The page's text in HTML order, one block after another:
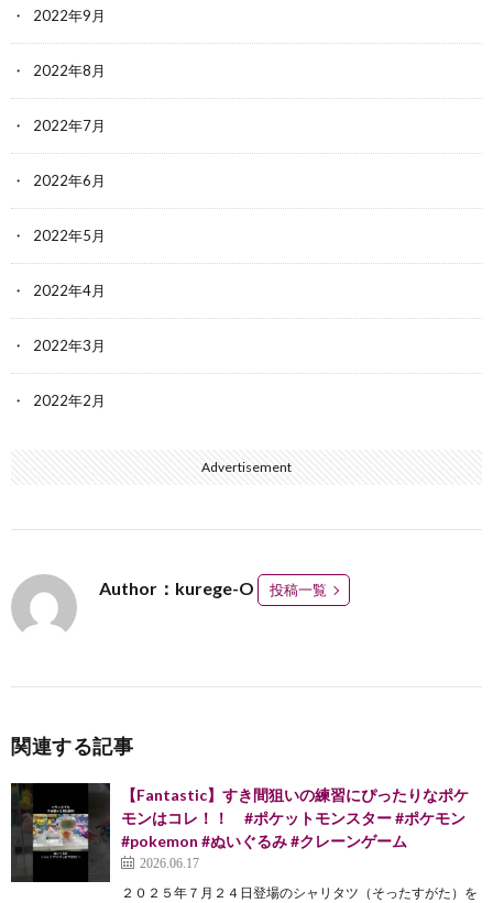
2022年9月
2022年8月
2022年7月
2022年6月
2022年5月
2022年4月
2022年3月
2022年2月
Advertisement
Author：kurege-O 投稿一覧
関連する記事
【Fantastic】すき間狙いの練習にぴったりなポケ
モンはコレ！！ #ポケットモンスター #ポケモン
#pokemon #ぬいぐるみ #クレーンゲーム
2026.06.17
２０２５年７月２４日登場のシャリタツ（そったすがた）を